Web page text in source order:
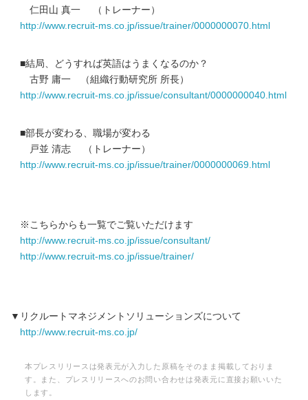
仁田山 真一 （トレーナー）
http://www.recruit-ms.co.jp/issue/trainer/0000000070.html
■結局、どうすれば英語はうまくなるのか？
古野 庸一 （組織行動研究所 所長）
http://www.recruit-ms.co.jp/issue/consultant/0000000040.html
■部長が変わる、職場が変わる
戸並 清志 （トレーナー）
http://www.recruit-ms.co.jp/issue/trainer/0000000069.html
※こちらからも一覧でご覧いただけます
http://www.recruit-ms.co.jp/issue/consultant/
http://www.recruit-ms.co.jp/issue/trainer/
▼リクルートマネジメントソリューションズについて
http://www.recruit-ms.co.jp/
本プレスリリースは発表元が入力した原稿をそのまま掲載しておりま
す。また、プレスリリースへのお問い合わせは発表元に直接お願いいた
します。